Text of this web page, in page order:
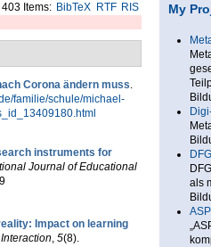
403 Items: BibTeX RTF RIS
Corona ändern muss.
familie/schule/michael-
instruments for
Journal of Educational
Impact on learning
, 5(8).
My
als